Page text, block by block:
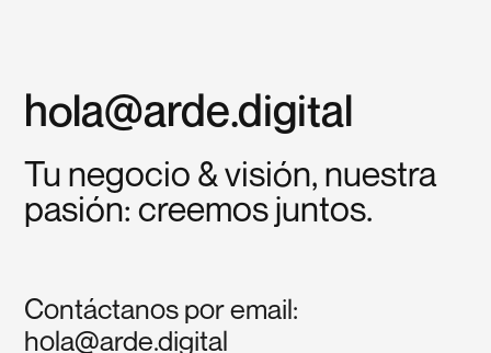
hola@arde.digital
Tu negocio & visión, nuestra
pasión: creemos juntos.
Contáctanos por email:
hola@arde.digital